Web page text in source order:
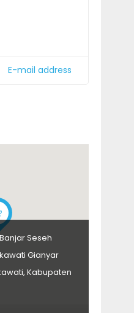
Seseh
Gianyar
Kabupaten